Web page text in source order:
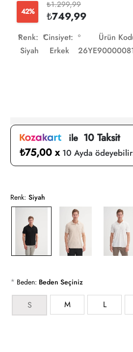
42%
₺1.299,99
₺749,99
Renk:
Siyah
Cinsiyet:
Erkek
Ürün
ile10 Taksit
₺75,00 x 10 Ayda
Renk: Siyah
* Beden: Beden Seçiniz
S M L